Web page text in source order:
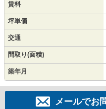
賃料
坪単価
交通
間取り(面積)
築年月
メールでお